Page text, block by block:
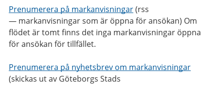
Prenumerera på markanvisningar(rss
— markanvisningar som är öppna för ansökan) Om
flödet är tomt finns det inga markanvisningar öppna
för ansökan för tillfället.
Prenumerera på nyhetsbrev om markanvisningar
(skickas ut av Göteborgs Stads